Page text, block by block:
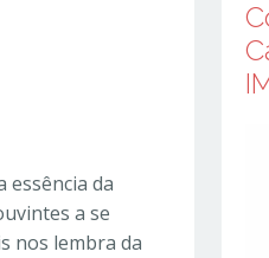
essência da
a se
nos lembra da